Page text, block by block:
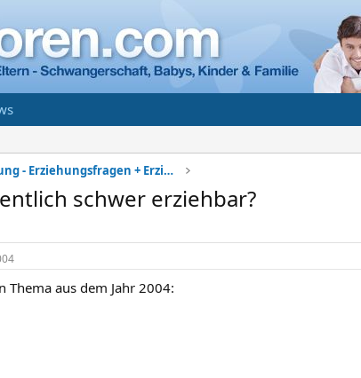
Kindererziehung - Erziehungsfragen + Erziehungsber
schwer erziehbar?
Thema aus dem Jahr 2004: